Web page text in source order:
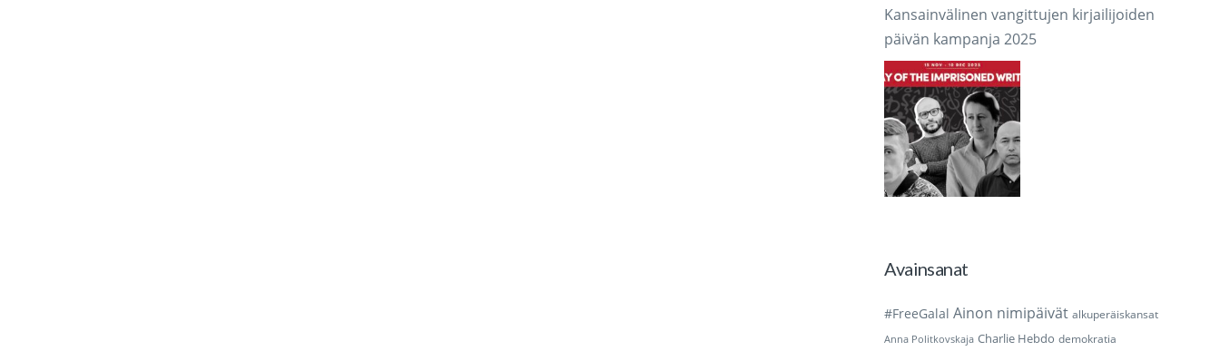
Kansainvälinen vangittujen kirjailijoiden
päivän kampanja 2025
Avainsanat
#FreeGalal Ainon nimipäivät alkuperäiskansat
Anna Politkovskaja Charlie Hebdo demokratia